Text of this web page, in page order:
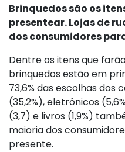
Brinquedos são os
presentear. Lojas de
dos consumidores
Dentre os itens que
brinquedos estão em
73,6% das escolhas dos
(35,2%), eletrônicos
(3,7) e livros (1,9%)
maioria dos
presente.